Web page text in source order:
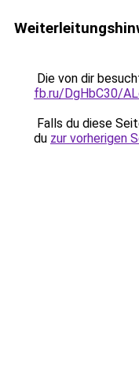
Die von dir
fb.ru/DgHbC30/
Falls du diese
du zur vorherigen